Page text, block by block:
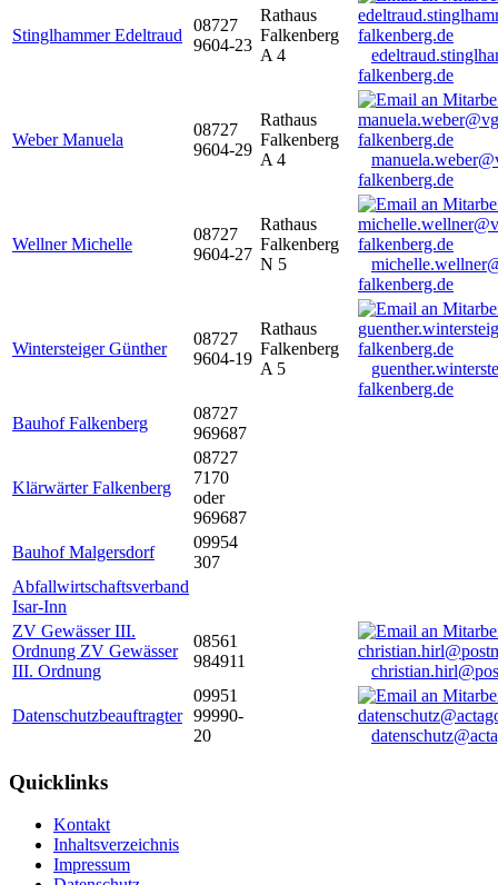
Stinglhammer Edeltraud
08727
9604-23
Rathaus
Falkenberg
A 4
falkenberg.de
Weber Manuela
08727
9604-29
Rathaus
Falkenberg
A 4
falkenberg.de
Wellner Michelle
08727
9604-27
Rathaus
Falkenberg
N 5
falkenberg.de
Wintersteiger Günther
08727
9604-19
Rathaus
Falkenberg
A 5
falkenberg.de
Bauhof Falkenberg
08727
969687
Klärwärter Falkenberg
08727
7170
oder
969687
Bauhof Malgersdorf
09954
307
Abfallwirtschaftsverband
Isar-Inn
ZV Gewässer III.
Ordnung ZV Gewässer
III. Ordnung
08561
984911
Datenschutzbeauftragter
09951
99990-
20
Quicklinks
Kontakt
Inhaltsverzeichnis
Impressum